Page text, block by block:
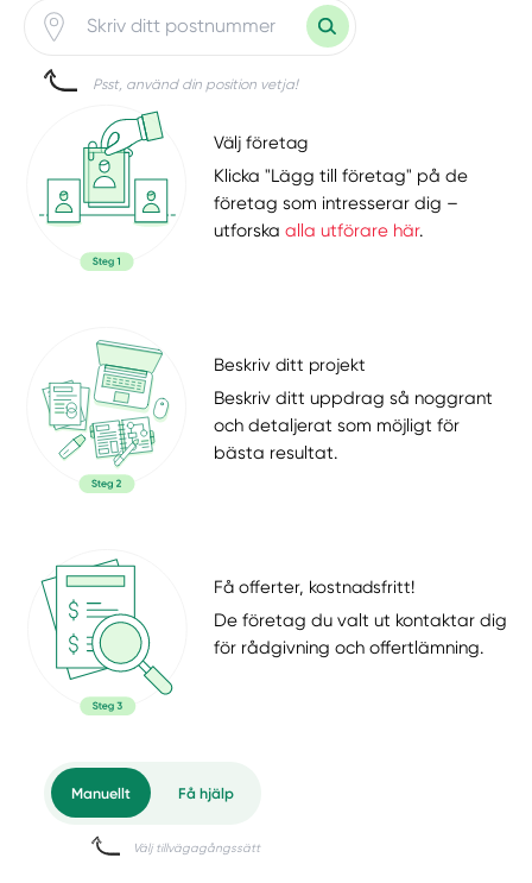
Psst, använd din position vetja!
Välj företag
Klicka "Lägg till företag" på de
företag som intresserar dig –
utforskaalla utförare här.
Beskriv ditt projekt
Beskriv ditt uppdrag så noggrant
och detaljerat som möjligt för
bästa resultat.
Få offerter, kostnadsfritt!
De företag du valt ut kontaktar dig
för rådgivning och offertlämning.